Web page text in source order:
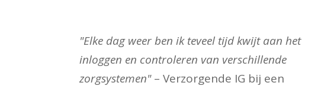
"Elke dag weer ben ik teveel tijd kwijt aan het
inloggen en controleren van verschillende
zorgsystemen"– Verzorgende IG bij een